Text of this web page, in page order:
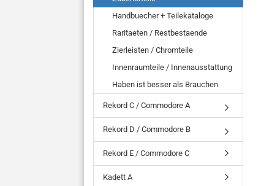
Handbuecher + Teilekataloge
Raritaeten / Restbestaende
Zierleisten / Chromteile
Innenraumteile / Innenausstattung
Haben ist besser als Brauchen
Rekord C / Commodore A
Rekord D / Commodore B
Rekord E / Commodore C
Kadett A